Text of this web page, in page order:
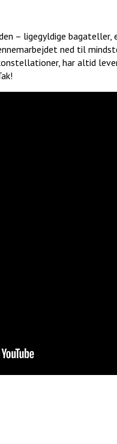
– ligegyldige bagateller,
ned til
har altid